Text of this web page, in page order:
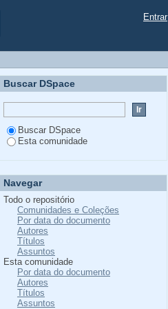
Entrar
Buscar DSpace
Buscar DSpace
Esta comunidade
Navegar
Todo o repositório
Comunidades e Coleções
Por data do documento
Autores
Títulos
Assuntos
Esta comunidade
Por data do documento
Autores
Títulos
Assuntos